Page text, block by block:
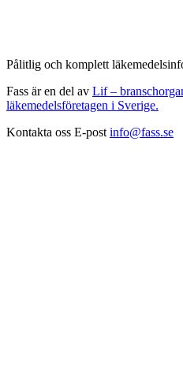
Pålitlig och komplett
Fass är en del av Lif –
läkemedelsföretagen i Sverige.
Kontakta oss E-post info@fass.se